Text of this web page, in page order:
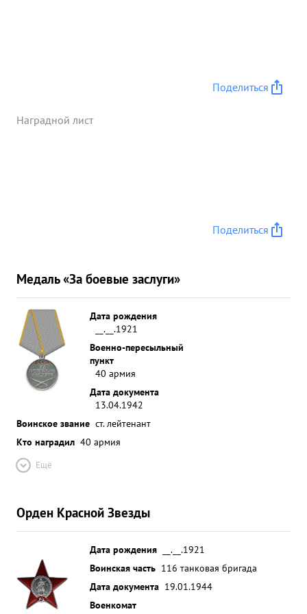
Поделиться
Наградной лист
Поделиться
Медаль «За боевые заслуги»
Дата рождения
__.__.1921
Военно-пересыльный
пункт
40 армия
Дата документа
13.04.1942
Воинское звание ст. лейтенант
Кто наградил 40 армия
Ещё
Орден Красной Звезды
Дата рождения
__.__.1921
Воинская часть 116 танковая бригада
Дата документа 19.01.1944
Военкомат